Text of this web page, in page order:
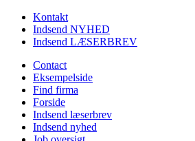
Kontakt
Indsend NYHED
Indsend LÆSERBREV
Contact
Eksempelside
Find firma
Forside
Indsend læserbrev
Indsend nyhed